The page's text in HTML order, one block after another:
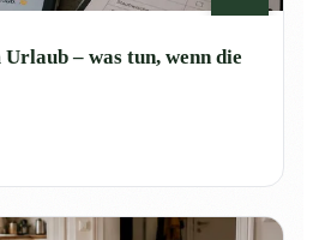
– was tun, wenn die